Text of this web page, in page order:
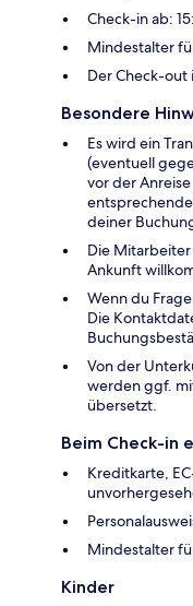
Check-in ab:
Mindestalter
Der Check-out
Besondere
Es wird ein
(eventuell
vor der
deiner
Die
Ankunft
Wenn du
Die
Von der
werden ggf.
übersetzt.
Beim Check-in
Kreditkarte,
Mindestalter
Kinder